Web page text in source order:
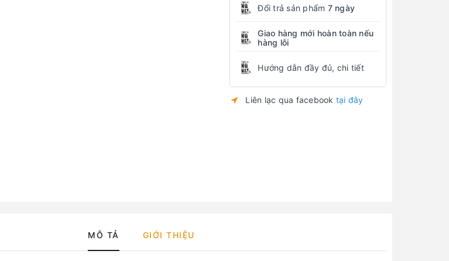
Đổi trả sản phẩm 7 ngày
Giao hàng mới hoàn toàn nếu
hàng lỗi
Hướng dẫn đầy đủ, chi tiết
Liên lạc qua facebook tại đây
MÔ TẢ GIỚI THIỆU